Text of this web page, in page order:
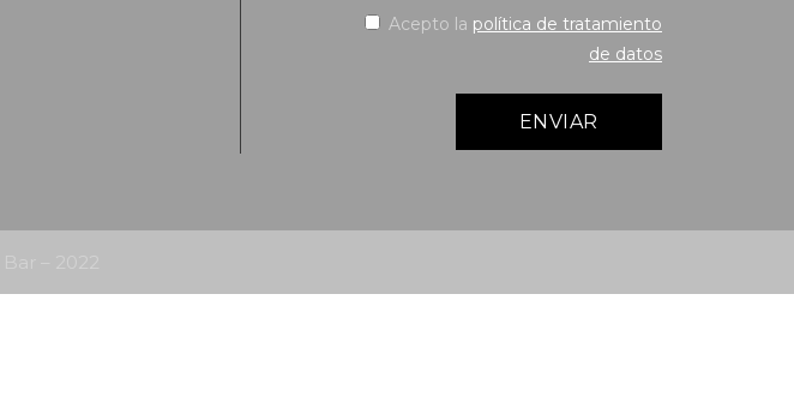
Acepto la política de tratamiento
de datos